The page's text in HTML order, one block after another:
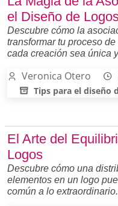
el Diseño de
Descubre cómo la
transformar tu proceso
cada creación sea única
Veronica Otero
Tips para el diseño
El Arte del
Logos
Descubre cómo una
elementos en un logo
común a lo extraordinario.